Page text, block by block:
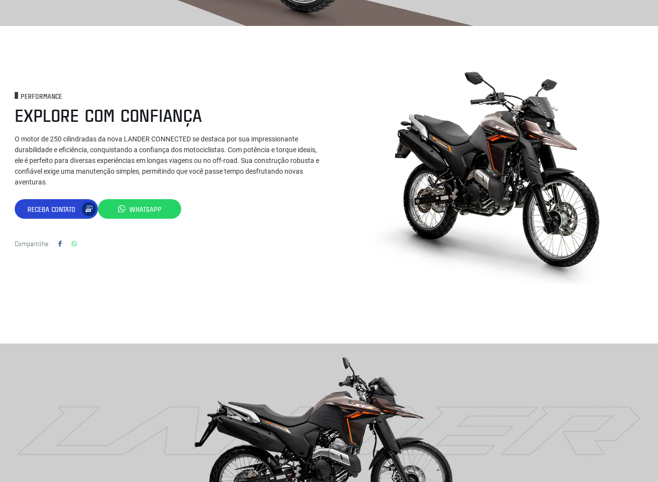
PERFORMANCE
EXPLORE COM CONFIANÇA
O motor de 250 cilindradas da nova LANDER CONNECTED se destaca por sua impressionante
durabilidade e eficiência, conquistando a confiança dos motociclistas. Com potência e torque ideais,
ele é perfeito para diversas experiências em longas viagens ou no off-road. Sua construção robusta e
confiável exige uma manutenção simples, permitindo que você passe tempo desfrutando novas
aventuras.
RECEBA CONTATO WHATSAPP
Compartilhe: